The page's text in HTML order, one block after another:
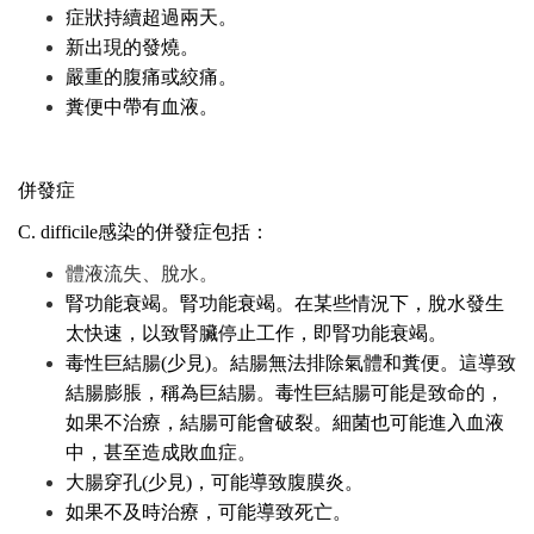
症狀持續超過兩天。
新出現的發燒。
嚴重的腹痛或絞痛。
糞便中帶有血液。
併發症
C. difficile感染的併發症包括：
體液流失、脫水。
腎功能衰竭。腎功能衰竭。在某些情況下，脫水發生
太快速，以致腎臟停止工作，即腎功能衰竭。
毒性巨結腸(少見)。結腸無法排除氣體和糞便。這導致
結腸膨脹，稱為巨結腸。毒性巨結腸可能是致命的，
如果不治療，結腸可能會破裂。細菌也可能進入血液
中，甚至造成敗血症。
大腸穿孔(少見)，可能導致腹膜炎。
如果不及時治療，可能導致死亡。